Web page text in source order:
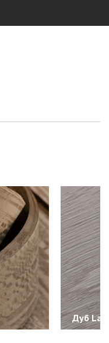
Дуб